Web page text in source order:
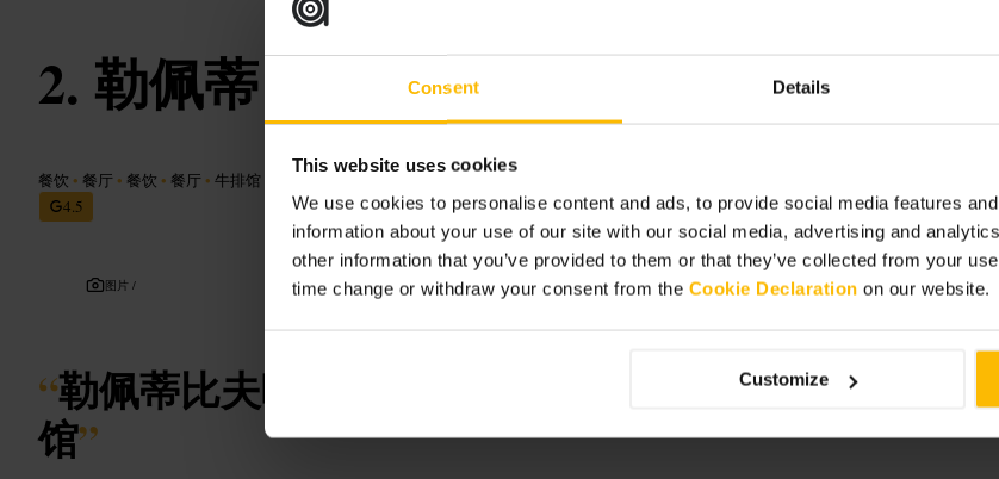
Consent Details
This website uses cookies
We use cookies to personalise content and ads, to provide social media features
information about your use of our site with our social media, advertising and
other information that you’ve provided to them or that they’ve collected from your
time change or withdraw your consent from the Cookie Declaration on our website.
Customize
勒佩蒂 比夫巴 爱丁堡
餐饮 • 餐厅 • 餐饮 • 餐厅 • 牛排馆
4.5
图片 /
“勒佩蒂比夫吧 爱丁堡：法式风味的牛肉小
馆”